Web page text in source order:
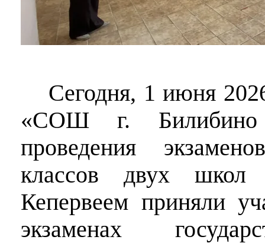
Сегодня, 1 июня
«СОШ г.
проведения
классов двух
Кепервеем приняли
экзаменах